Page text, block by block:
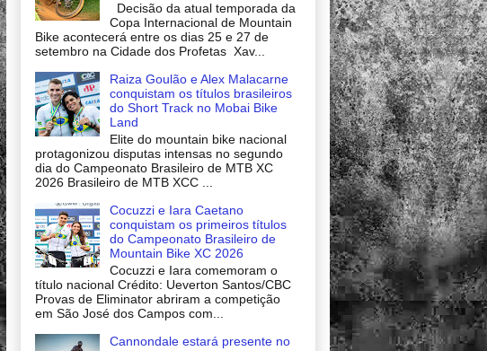
Decisão da atual temporada da
Copa Internacional de Mountain
Bike acontecerá entre os dias 25 e 27 de
setembro na Cidade dos Profetas Xav...
Raiza Goulão e Alex Malacarne
conquistam os títulos brasileiros
do Short Track no Mobai Bike
Land
Elite do mountain bike nacional
protagonizou disputas intensas no segundo
dia do Campeonato Brasileiro de MTB XC
2026 Brasileiro de MTB XCC ...
Cocuzzi e Iara Caetano
conquistam os primeiros títulos
do Campeonato Brasileiro de
Mountain Bike XC 2026
Cocuzzi e Iara comemoram o
título nacional Crédito: Ueverton Santos/CBC
Provas de Eliminator abriram a competição
em São José dos Campos com...
Cannondale estará presente no